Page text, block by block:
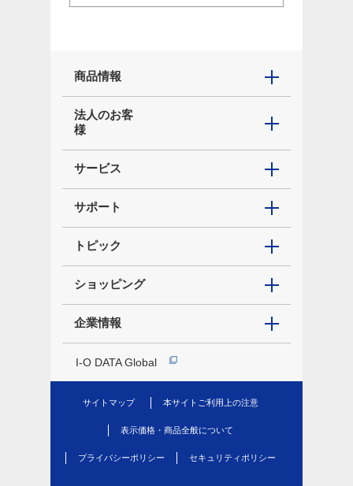
商品情報
法人のお客
様
サービス
サポート
トピック
ショッピング
企業情報
I-O DATA Global
サイトマップ 本サイトご利用上の注意
表示価格・商品全般について
プライバシーポリシー セキュリティポリシー